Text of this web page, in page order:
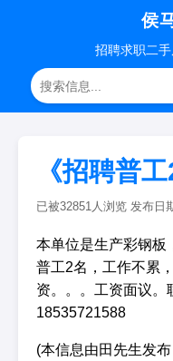
侯
招聘求职二
《招聘普工
已被32851人浏览 发布日
本单位是生产彩钢板
普工2名，工作不累
资。。。工资面议。
18535721588
(本信息由田先生发